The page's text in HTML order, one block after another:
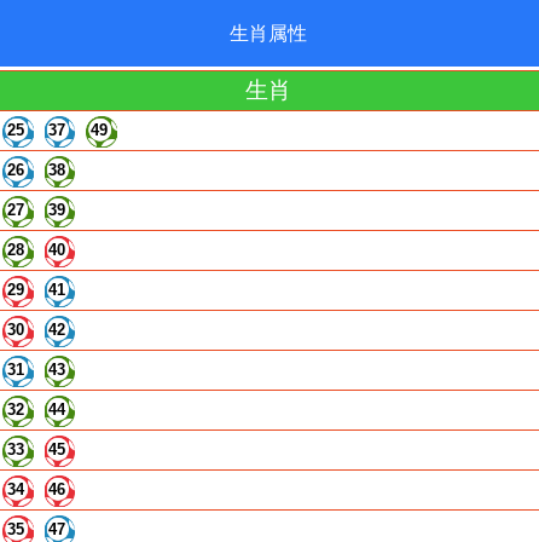
生肖属性
生肖
25 37 49
26 38
27 39
28 40
29 41
30 42
31 43
32 44
33 45
34 46
35 47